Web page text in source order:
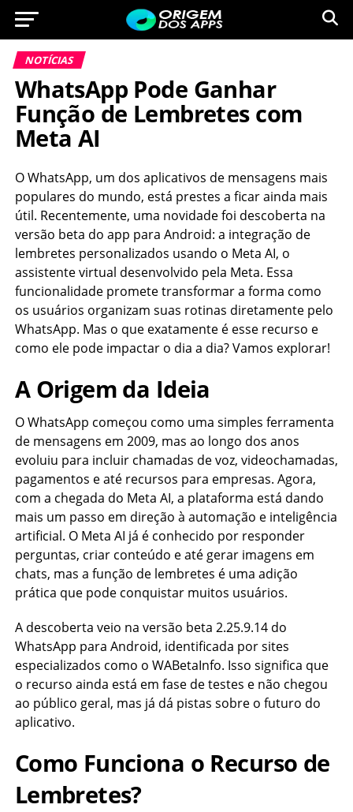
NOTÍCIAS
WhatsApp Pode Ganhar
Função de Lembretes com
Meta AI
O WhatsApp, um dos aplicativos de mensagens mais
populares do mundo, está prestes a ficar ainda mais
útil. Recentemente, uma novidade foi descoberta na
versão beta do app para Android: a integração de
lembretes personalizados usando o Meta AI, o
assistente virtual desenvolvido pela Meta. Essa
funcionalidade promete transformar a forma como
os usuários organizam suas rotinas diretamente pelo
WhatsApp. Mas o que exatamente é esse recurso e
como ele pode impactar o dia a dia? Vamos explorar!
A Origem da Ideia
O WhatsApp começou como uma simples ferramenta
de mensagens em 2009, mas ao longo dos anos
evoluiu para incluir chamadas de voz, videochamadas,
pagamentos e até recursos para empresas. Agora,
com a chegada do Meta AI, a plataforma está dando
mais um passo em direção à automação e inteligência
artificial. O Meta AI já é conhecido por responder
perguntas, criar conteúdo e até gerar imagens em
chats, mas a função de lembretes é uma adição
prática que pode conquistar muitos usuários.
A descoberta veio na versão beta 2.25.9.14 do
WhatsApp para Android, identificada por sites
especializados como o WABetaInfo. Isso significa que
o recurso ainda está em fase de testes e não chegou
ao público geral, mas já dá pistas sobre o futuro do
aplicativo.
Como Funciona o Recurso de
Lembretes?